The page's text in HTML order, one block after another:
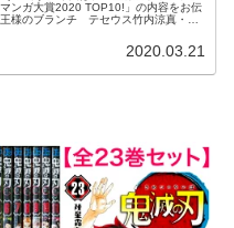
ンガ大賞2020 TOP10!」の内容をお伝
様のブランチ テセウス竹内涼真・鈴
2020.03.21